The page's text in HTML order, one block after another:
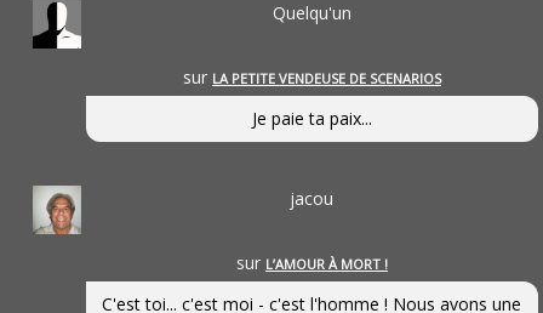
Quelqu'un
sur LA PETITE VENDEUSE DE SCENARIOS
Je paie ta paix...
jacou
sur L’AMOUR À MORT !
C'est toi... c'est moi - c'est l'homme ! Nous avons une